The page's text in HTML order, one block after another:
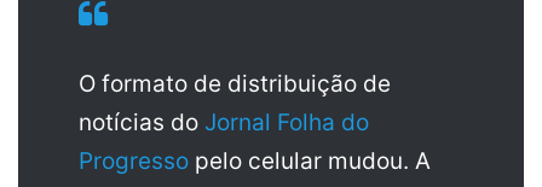
O formato de distribuição de
notícias do Jornal Folha do
Progresso pelo celular mudou. A